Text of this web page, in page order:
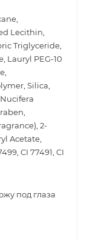
Lecithin,
Triglyceride,
Lauryl PEG-10
Silica,
2-
Acetate,
CI 77491, CI
под глаза